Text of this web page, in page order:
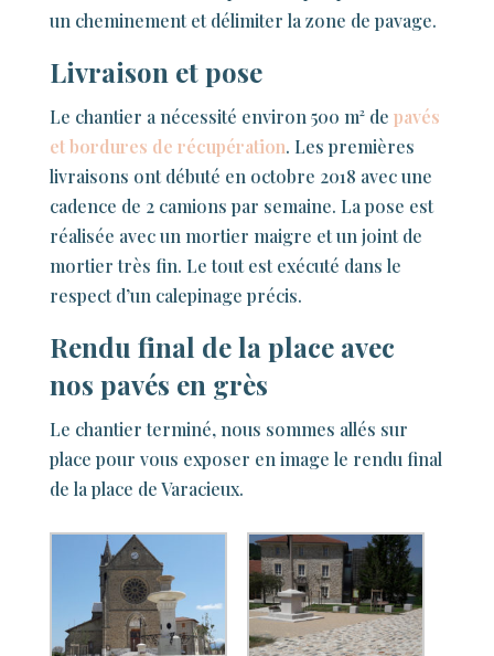
un cheminement et délimiter la zone de pavage.
Livraison et pose
Le chantier a nécessité environ 500 m² de pavés
et bordures de récupération. Les premières
livraisons ont débuté en octobre 2018 avec une
cadence de 2 camions par semaine. La pose est
réalisée avec un mortier maigre et un joint de
mortier très fin. Le tout est exécuté dans le
respect d’un calepinage précis.
Rendu final de la place avec
nos pavés en grès
Le chantier terminé, nous sommes allés sur
place pour vous exposer en image le rendu final
de la place de Varacieux.